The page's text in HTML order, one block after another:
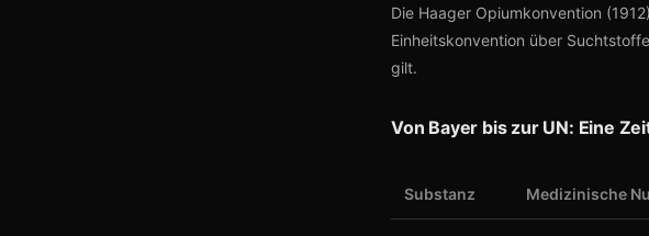
Die Haager Opiumkonvention
Einheitskonvention über
gilt.
Von Bayer bis zur UN: Eine
Substanz Medizinische